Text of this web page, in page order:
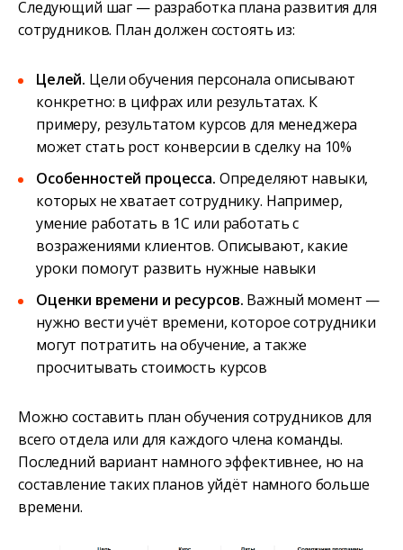
Следующий шаг — разработка плана развития для
сотрудников. План должен состоять из:
Целей. Цели обучения персонала описывают
конкретно: в цифрах или результатах. К
примеру, результатом курсов для менеджера
может стать рост конверсии в сделку на 10%
Особенностей процесса. Определяют навыки,
которых не хватает сотруднику. Например,
умение работать в 1C или работать с
возражениями клиентов. Описывают, какие
уроки помогут развить нужные навыки
Оценки времени и ресурсов. Важный момент —
нужно вести учёт времени, которое сотрудники
могут потратить на обучение, а также
просчитывать стоимость курсов
Можно составить план обучения сотрудников для
всего отдела или для каждого члена команды.
Последний вариант намного эффективнее, но на
составление таких планов уйдёт намного больше
времени.